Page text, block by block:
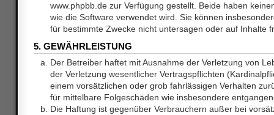
www.phpbb.de zur Verfügung gestellt. Beide haben
wie die Software verwendet wird. Sie können
für bestimmte Zwecke nicht untersagen oder auf Inhalte
5. GEWÄHRLEISTUNG
Der Betreiber haftet mit Ausnahme der Verletzung von
der Verletzung wesentlicher Vertragspflichten
einem vorsätzlichen oder grob fahrlässigen Verhalten
für mittelbare Folgeschäden wie insbesondere
Die Haftung ist gegenüber Verbrauchern außer bei